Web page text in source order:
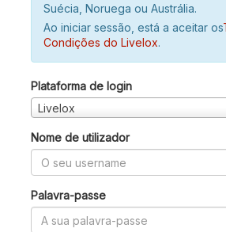
Suécia, Noruega ou Austrália.
Ao iniciar sessão, está a aceitar os
Condições do Livelox.
Plataforma de login
Livelox
Nome de utilizador
Palavra-passe